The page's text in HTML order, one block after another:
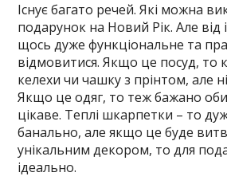
Існує багато речей. Які можна
подарунок на Новий Рік. Але від
щось дуже функціональне та
відмовитися. Якщо це посуд, то
келехи чи чашку з прінтом, але
Якщо це одяг, то теж бажано
цікаве. Теплі шкарпетки – то
банально, але якщо це буде
унікальним декором, то для
ідеально.